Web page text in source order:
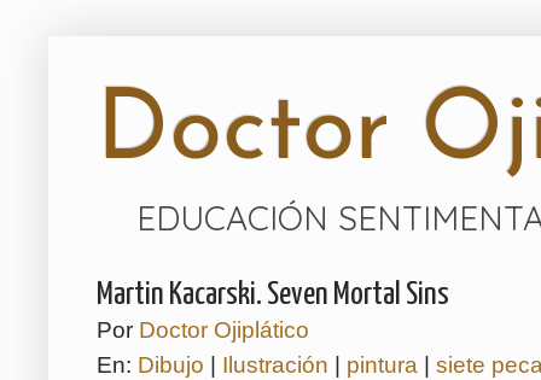
Doctor
EDUCACIÓN
Martin Kacarski. Seven Mortal Sins
Por Doctor Ojiplático
En: Dibujo Ilustración pintura siete